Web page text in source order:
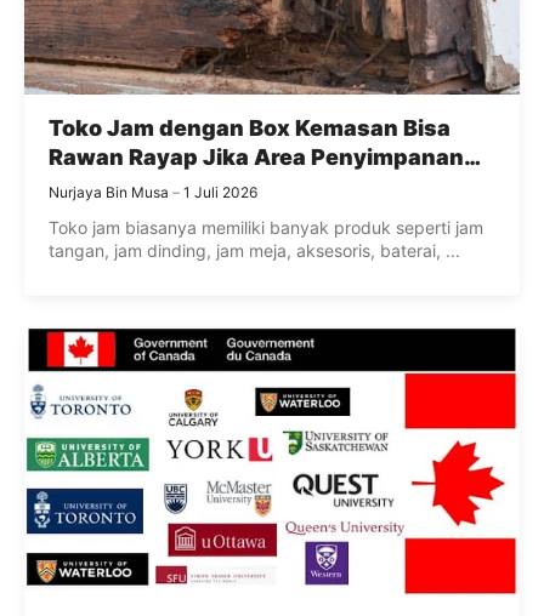
Toko Jam dengan Box Kemasan Bisa
Rawan Rayap Jika Area Penyimpanan
Lembap
Nurjaya Bin Musa 1 Juli 2026
Toko jam biasanya memiliki banyak produk seperti jam
tangan, jam dinding, jam meja, aksesoris, baterai, ...